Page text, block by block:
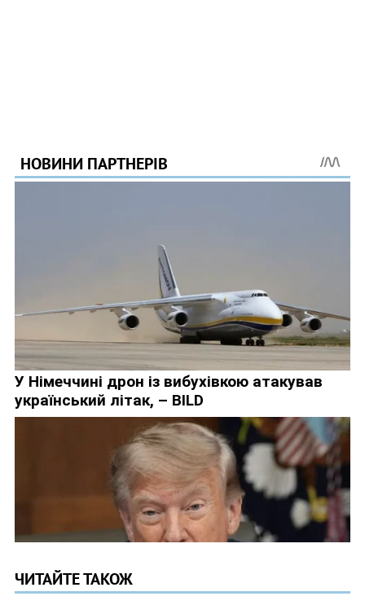
ЧИТАЙТЕ ТАКОЖ